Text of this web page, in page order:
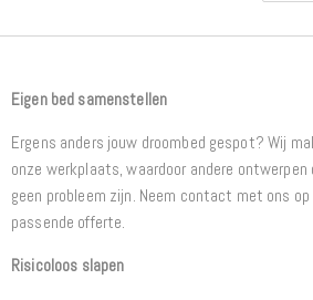
Eigen bed samenstellen
Ergens anders jouw droombed gespot? Wij
onze werkplaats, waardoor andere ontwerpen
geen probleem zijn. Neem contact met ons op
passende offerte.
Risicoloos slapen